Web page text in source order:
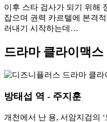
이후 스타 검사가 되기 위해
잡으며 권력 카르텔에 본격
러내기 시작하는데…
드라마 클라이맥
방태섭 역 - 주지훈
개천에서 난 용, 서암지검의